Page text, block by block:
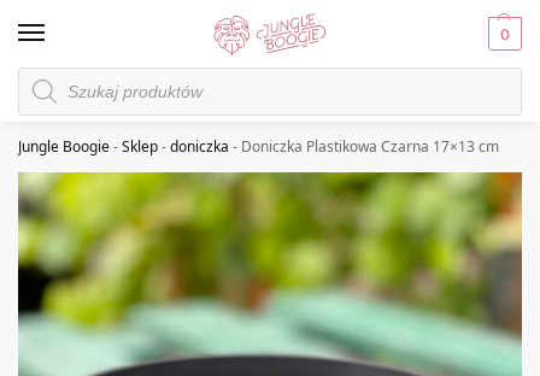
0
Jungle Boogie-Sklep-doniczka - Doniczka Plastikowa Czarna 17×13 cm